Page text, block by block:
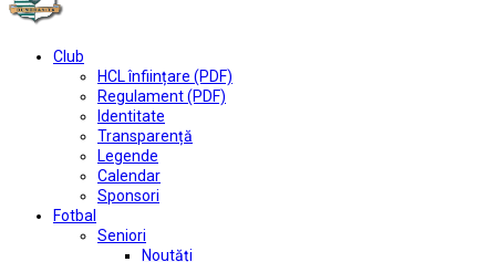
Club
HCL înființare (PDF)
Regulament (PDF)
Identitate
Transparență
Legende
Calendar
Sponsori
Fotbal
Seniori
Noutăți